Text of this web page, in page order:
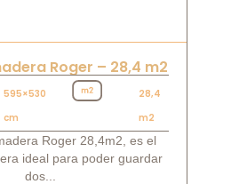
Roger – 28,4 m2
595×530
cm
28,4
m2
Roger 28,4m2, es el
ideal para poder guardar
dos...